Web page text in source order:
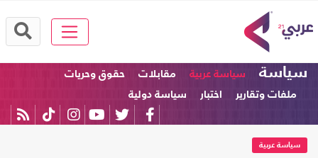
سياسة سياسة عربية مقابلات
حقوق وحريات
ملفات وتقارير
اختبار سياسة دولية
سياسة عربية